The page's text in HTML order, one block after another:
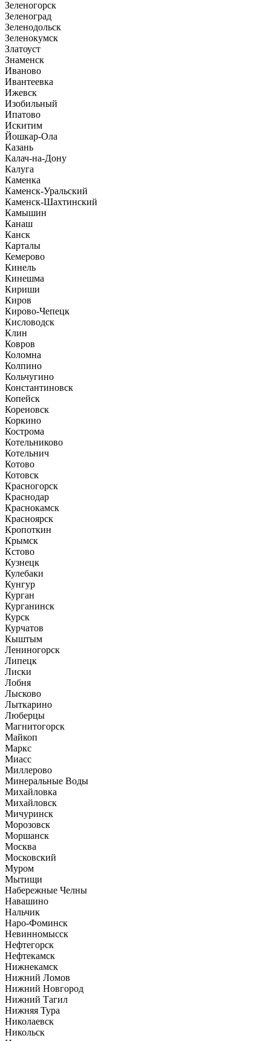
Зеленогорск
Зеленоград
Зеленодольск
Зеленокумск
Златоуст
Знаменск
Иваново
Ивантеевка
Ижевск
Изобильный
Ипатово
Искитим
Йошкар-Ола
Казань
Калач-на-Дону
Калуга
Каменка
Каменск-Уральский
Каменск-Шахтинский
Камышин
Канаш
Канск
Карталы
Кемерово
Кинель
Кинешма
Кириши
Киров
Кирово-Чепецк
Кисловодск
Клин
Ковров
Коломна
Колпино
Кольчугино
Константиновск
Копейск
Кореновск
Коркино
Кострома
Котельниково
Котельнич
Котово
Котовск
Красногорск
Краснодар
Краснокамск
Красноярск
Кропоткин
Крымск
Кстово
Кузнецк
Кулебаки
Кунгур
Курган
Курганинск
Курск
Курчатов
Кыштым
Лениногорск
Липецк
Лиски
Лобня
Лысково
Лыткарино
Люберцы
Магнитогорск
Майкоп
Маркс
Миасс
Миллерово
Минеральные Воды
Михайловка
Михайловск
Мичуринск
Морозовск
Моршанск
Москва
Московский
Муром
Мытищи
Набережные Челны
Навашино
Нальчик
Наро-Фоминск
Невинномысск
Нефтегорск
Нефтекамск
Нижнекамск
Нижний Ломов
Нижний Новгород
Нижний Тагил
Нижняя Тура
Николаевск
Никольск